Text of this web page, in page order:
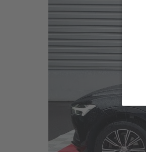
D4
AdBlue
190
ch
Geartronic